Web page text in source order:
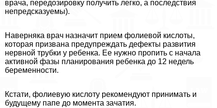
врача, передозировку получить легко, а последствия
непредсказуемы).
Наверняка врач назначит прием фолиевой кислоты,
которая призвана предупреждать дефекты развития
нервной трубки у ребенка. Ее нужно пропить с начала
активной фазы планирования ребенка до 12 недель
беременности.
Кстати, фолиевую кислоту рекомендуют принимать и
будущему папе до момента зачатия.